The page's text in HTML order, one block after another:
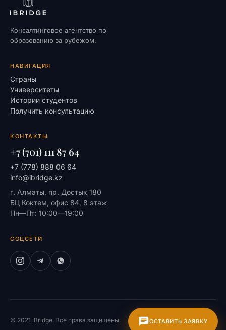
Консалтинговое агентство по
образованию за рубежом.
НАВИГАЦИЯ
Страны
Университеты
Истории студентов
Получить консультацию
КОНТАКТЫ
+7 (701) 111 87 64
+7 (778) 888 06 64
info@ibridge.kz
г. Алматы, пр. Достык 180
БЦ Коктем, офис 84, 8 этаж
Пн—Пт: 10:00—19:00
СОЦСЕТИ
© 2021 iBridge. Все права защищены. На главную
ОСТАВИТЬ ЗАЯВКУ